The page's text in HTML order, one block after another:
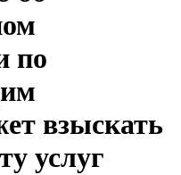
по
взыскать
услуг